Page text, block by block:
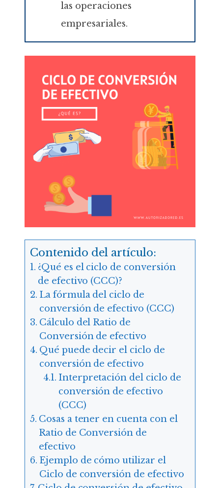
las operaciones
empresariales.
Contenido del artículo:
¿Qué es el ciclo de conversión
de efectivo (CCC)?
La fórmula del ciclo de
conversión de efectivo (CCC)
Cálculo del Ratio de
Conversión de efectivo
Qué puede decir el ciclo de
conversión de efectivo
Interpretación del ciclo de
conversión de efectivo
(CCC)
Cosas a tener en cuenta con el
Ratio de Conversión de
efectivo
Ejemplo de cómo utilizar el
Ciclo de conversión de efectivo